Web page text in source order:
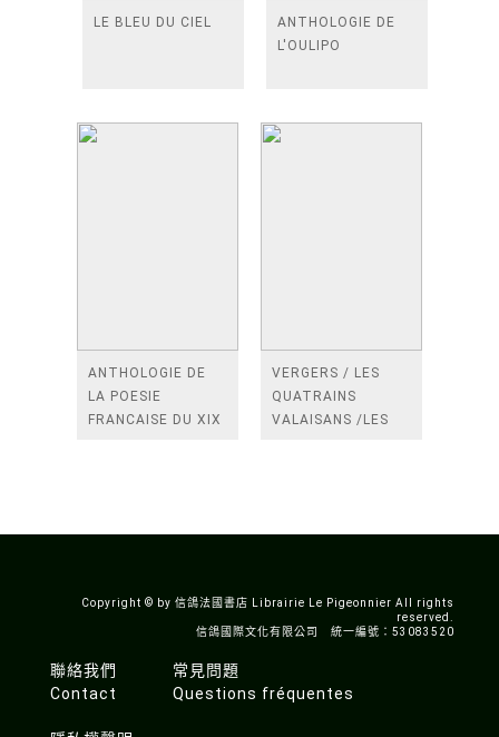
LE BLEU DU CIEL
ANTHOLOGIE DE
L'OULIPO
ANTHOLOGIE DE
LA POESIE
FRANCAISE DU XIX
VERGERS / LES
QUATRAINS
VALAISANS /LES
Copyright © by 信鴿法國書店 Librairie Le Pigeonnier All rights
reserved.
信鴿國際文化有限公司 統一編號：53083520
聯絡我們
Contact
常見問題
Questions fréquentes